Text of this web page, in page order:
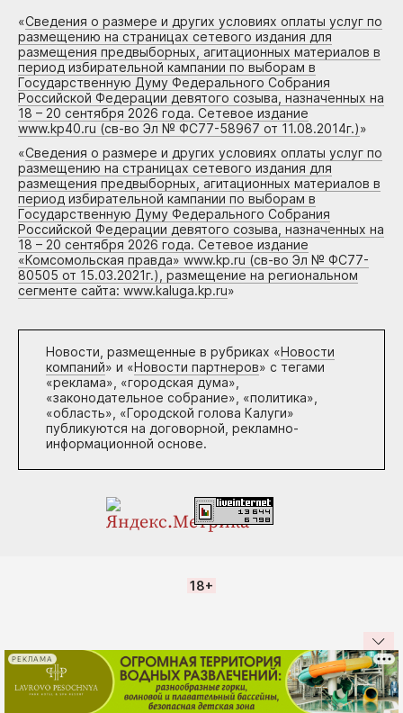
«Сведения о размере и других условиях оплаты услуг по
размещению на страницах сетевого издания для
размещения предвыборных, агитационных материалов в
период избирательной кампании по выборам в
Государственную Думу Федерального Собрания
Российской Федерации девятого созыва, назначенных на
18 – 20 сентября 2026 года. Сетевое издание
www.kp40.ru (св-во Эл № ФС77-58967 от 11.08.2014г.)»
«Сведения о размере и других условиях оплаты услуг по
размещению на страницах сетевого издания для
размещения предвыборных, агитационных материалов в
период избирательной кампании по выборам в
Государственную Думу Федерального Собрания
Российской Федерации девятого созыва, назначенных на
18 – 20 сентября 2026 года. Сетевое издание
«Комсомольская правда» www.kp.ru (св-во Эл № ФС77-
80505 от 15.03.2021г.), размещение на региональном
сегменте сайта: www.kaluga.kp.ru»
Новости, размещенные в рубриках «Новости
компаний» и «Новости партнеров» с тегами
«реклама», «городская дума»,
«законодательное собрание», «политика»,
«область», «Городской голова Калуги»
публикуются на договорной, рекламно-
информационной основе.
18+
РЕКЛАМА